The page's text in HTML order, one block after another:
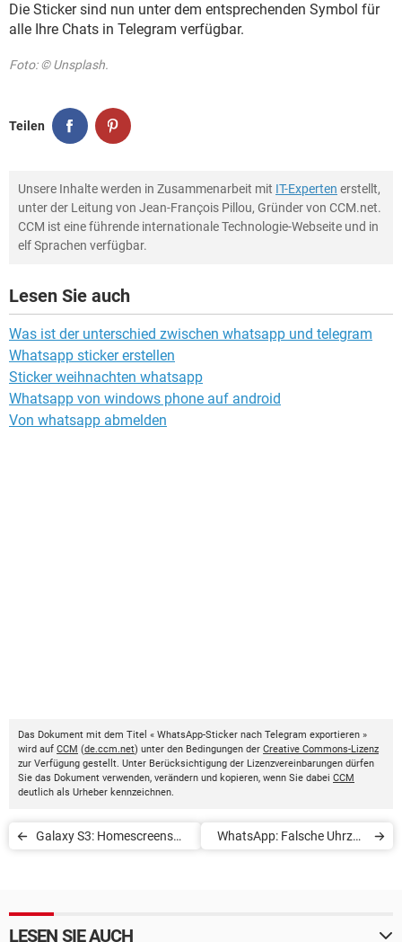
Die Sticker sind nun unter dem entsprechenden Symbol für
alle Ihre Chats in Telegram verfügbar.
Foto: © Unsplash.
Teilen
Unsere Inhalte werden in Zusammenarbeit mit IT-Experten erstellt,
unter der Leitung von Jean-François Pillou, Gründer von CCM.net.
CCM ist eine führende internationale Technologie-Webseite und in
elf Sprachen verfügbar.
Lesen Sie auch
Was ist der unterschied zwischen whatsapp und telegram
Whatsapp sticker erstellen
Sticker weihnachten whatsapp
Whatsapp von windows phone auf android
Von whatsapp abmelden
Das Dokument mit dem Titel « WhatsApp-Sticker nach Telegram exportieren »
wird auf CCM (de.ccm.net) unter den Bedingungen der Creative Commons-Lizenz
zur Verfügung gestellt. Unter Berücksichtigung der Lizenzvereinbarungen dürfen
Sie das Dokument verwenden, verändern und kopieren, wenn Sie dabei CCM
deutlich als Urheber kennzeichnen.
Galaxy S3: Homescreens
WhatsApp: Falsche Uhrzeit
LESEN SIE AUCH